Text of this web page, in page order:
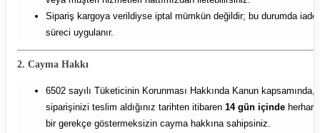
Sipariş kargoya verildiyse iptal mümkün değildir; bu durumda iade
süreci uygulanır.
2. Cayma Hakkı
6502 sayılı Tüketicinin Korunması Hakkında Kanun kapsamında,
siparişinizi teslim aldığınız tarihten itibaren 14 gün içinde
bir gerekçe göstermeksizin cayma hakkına sahipsiniz.